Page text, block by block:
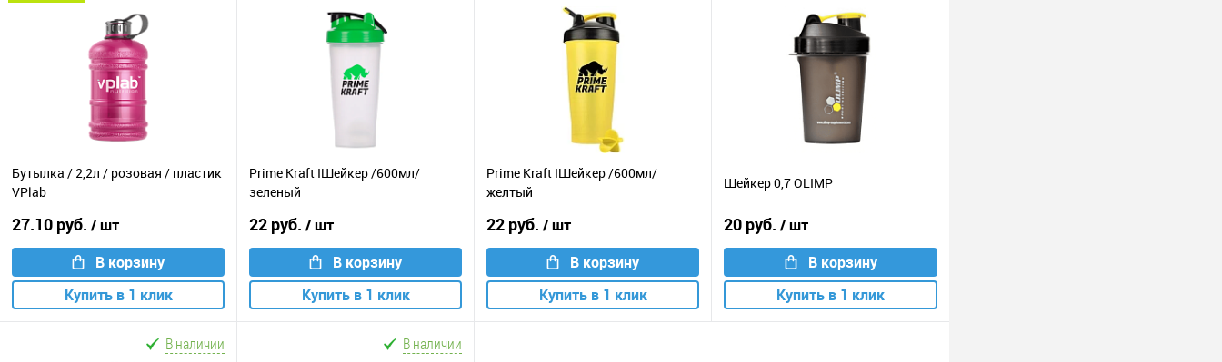
Бутылка / 2,2л / розовая / пластик
VPlab
27.10 руб. / шт
В корзину
Купить в 1 клик
Prime Kraft IШейкер /600мл/
зеленый
22 руб. / шт
В корзину
Купить в 1 клик
Prime Kraft IШейкер /600мл/
желтый
22 руб. / шт
В корзину
Купить в 1 клик
Шейкер 0,7 OLIMP
20 руб. / шт
В корзину
Купить в 1 клик
В наличии В наличии